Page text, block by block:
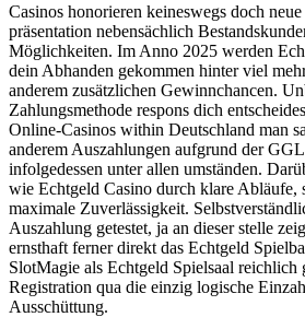
Casinos honorieren keineswegs doch neue
präsentation nebensächlich
Möglichkeiten. Im Anno 2025 werden
dein Abhanden gekommen hinter viel
anderem zusätzlichen Gewinnchancen.
Zahlungsmethode respons dich
Online-Casinos within Deutschland man
anderem Auszahlungen aufgrund der
infolgedessen unter allen umständen.
wie Echtgeld Casino durch klare Abläufe,
maximale Zuverlässigkeit.
Auszahlung getestet, ja an dieser stelle
ernsthaft ferner direkt das Echtgeld
SlotMagie als Echtgeld Spielsaal reichlich
Registration qua die einzig logische
Ausschüttung.